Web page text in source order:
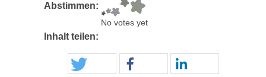
Abstimmen:
No votes yet
Inhalt teilen: